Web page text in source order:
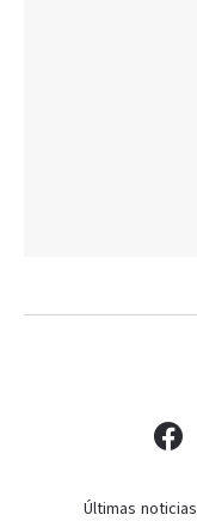
Últimas noticias